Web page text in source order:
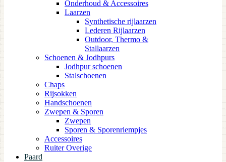
Onderhoud & Accessoires
Laarzen
Synthetische rijlaarzen
Lederen Rijlaarzen
Outdoor, Thermo &
Stallaarzen
Schoenen & Jodhpurs
Jodhpur schoenen
Stalschoenen
Chaps
Rijsokken
Handschoenen
Zwepen & Sporen
Zwepen
Sporen & Sporenriempjes
Accessoires
Ruiter Overige
Paard